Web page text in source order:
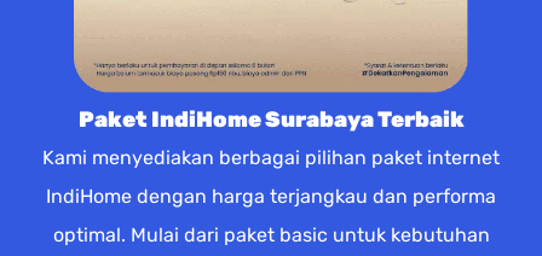
Paket IndiHome Surabaya Terbaik
Kami menyediakan berbagai pilihan paket internet
IndiHome dengan harga terjangkau dan performa
optimal. Mulai dari paket basic untuk kebutuhan